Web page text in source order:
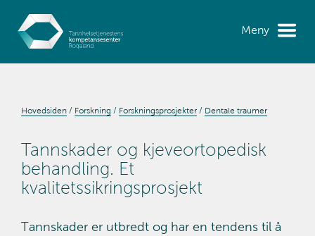
Meny
Hovedsiden Forskning Forskningsprosjekter Dentale traumer
Tannskader og kjeveortopedisk
behandling. Et
kvalitetssikringsprosjekt
Tannskader er utbredt og har en tendens til å